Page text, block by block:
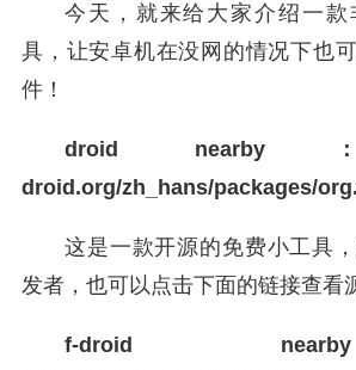
今天，就来给大家介绍一款
具，让安卓机在没网的情况下也
件！
droid nearby
droid.org/zh_hans/packages/
这是一款开源的免费小工具
发者，也可以点击下面的链接查看
f-droid